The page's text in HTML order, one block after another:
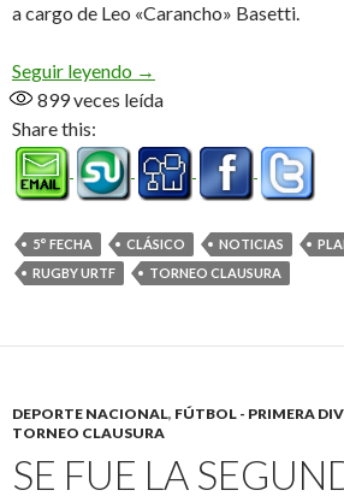
a cargo de Leo «Carancho» Basetti.
Seguir leyendo Clásico visitante
→
899veces leída
Share this:
5° FECHA CLÁSICO NOTICIAS
RUGBY URTF
TORNEO CLAUSURA
DEPORTE NACIONAL, FÚTBOL - PRIMERA
TORNEO CLAUSURA
SE FUE LA